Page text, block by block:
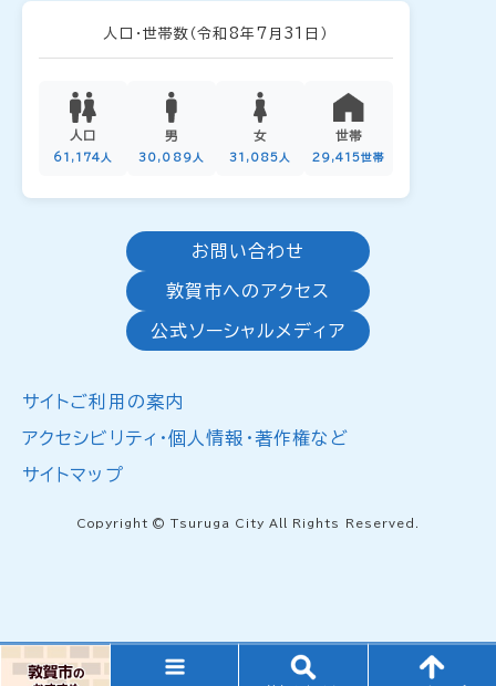
人口・世帯数 （令和8年7月31日）
人口
61,174人
男
30,089人
女
31,085人
世帯
29,415世帯
お問い合わせ
敦賀市へのアクセス
公式ソーシャルメディア
サイトご利用の案内
アクセシビリティ・個人情報・著作権など
サイトマップ
Copyright © Tsuruga City All Rights Reserved.